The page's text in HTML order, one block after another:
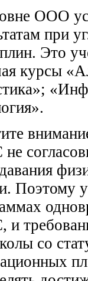
ООО
при
Это
курсы
Поэтому
со